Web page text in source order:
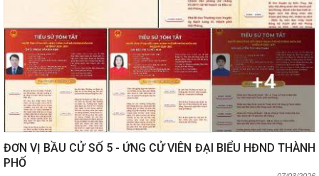
ĐƠN VỊ BẦU CỬ SỐ 5 - ỨNG CỬ VIÊN ĐẠI BIỂU HĐND THÀNH
PHỐ